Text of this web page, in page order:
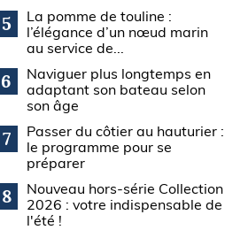
5
La pomme de touline :
l’élégance d’un nœud marin
au service de...
6
Naviguer plus longtemps en
adaptant son bateau selon
son âge
7
Passer du côtier au hauturier :
le programme pour se
préparer
8
Nouveau hors-série Collection
2026 : votre indispensable de
l'été !